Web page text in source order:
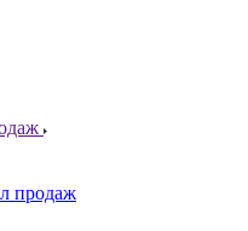
продаж